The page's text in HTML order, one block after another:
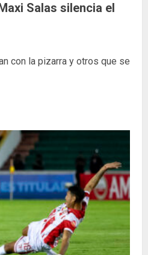
Salas silencia el
con la pizarra y otros que se